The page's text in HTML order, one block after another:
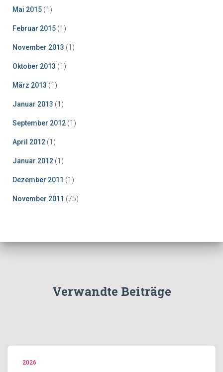
Mai 2015 (1)
Februar 2015 (1)
November 2013 (1)
Oktober 2013 (1)
März 2013 (1)
Januar 2013 (1)
September 2012 (1)
April 2012 (1)
Januar 2012 (1)
Dezember 2011 (1)
November 2011 (75)
Verwandte Beiträge
2026